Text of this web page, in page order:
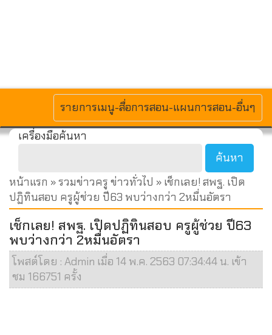
MENU
รายการเมนู-สื่อการสอน-แผนการสอน-อื่นๆ
เครื่องมือค้นหา
หน้าแรก »รวมข่าวครู ข่าวทั่วไป » เช็กเลย! สพฐ. เปิด
ปฏิทินสอบ ครูผู้ช่วย ปี63 พบว่างกว่า 2หมื่นอัตรา
เช็กเลย! สพฐ. เปิดปฏิทินสอบ ครูผู้ช่วย ปี63
พบว่างกว่า 2หมื่นอัตรา
โพสต์โดย : Admin เมื่อ 14 พ.ค. 2563 07:34:44 น. เข้า
ชม 166751 ครั้ง